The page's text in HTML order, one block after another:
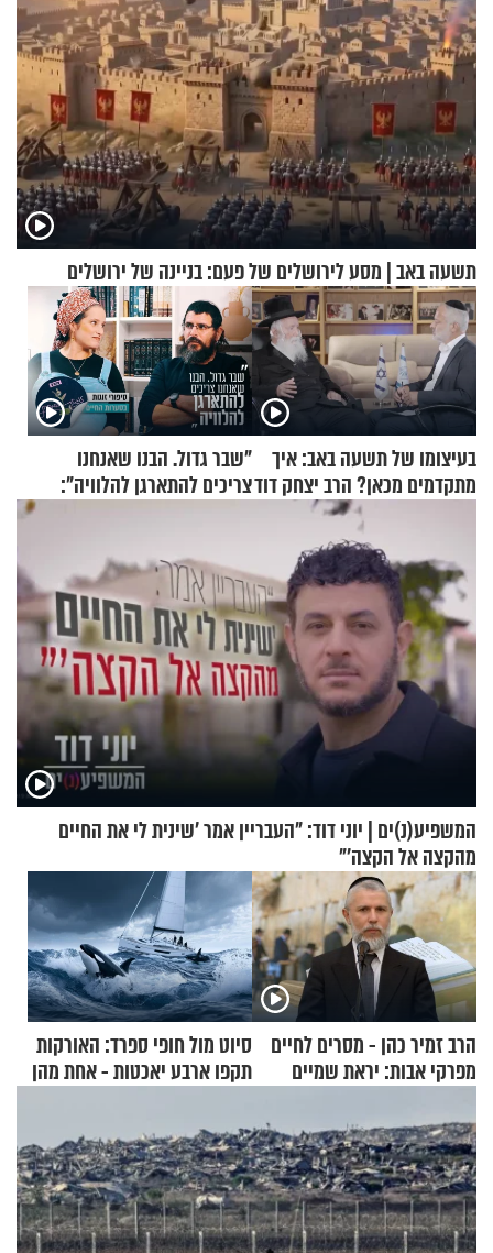
תשעה באב | מסע לירושלים של פעם: בניינה של ירושלים
בעיצומו של תשעה באב: איך
מתקדמים מכאן? הרב יצחק דוד
גרוסמן בשיחה מיוחדת
"שבר גדול. הבנו שאנחנו
צריכים להתארגן להלוויה":
המשפיע(נ)ים | יוני דוד: "העבריין אמר 'שינית לי את החיים
מהקצה אל הקצה'"
הרב זמיר כהן - מסרים לחיים
מפרקי אבות: יראת שמיים
סיוט מול חופי ספרד: האורקות
תקפו ארבע יאכטות - אחת מהן